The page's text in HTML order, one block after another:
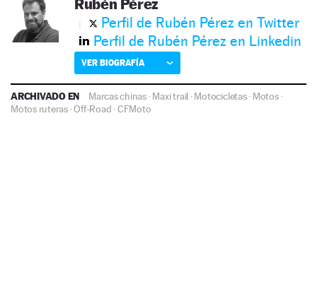
Rubén Pérez
Perfil de Rubén Pérez en Twitter
Perfil de Rubén Pérez en Linkedin
VER BIOGRAFÍA
ARCHIVADO EN Marcas chinas ·Maxi trail ·Motocicletas· Motos·
Motos ruteras ·Off-Road ·CFMoto